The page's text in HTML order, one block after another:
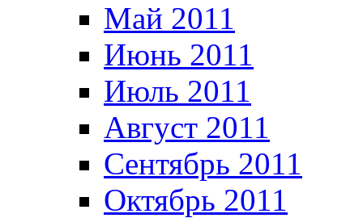
Май 2011
Июнь 2011
Июль 2011
Август 2011
Сентябрь 2011
Октябрь 2011